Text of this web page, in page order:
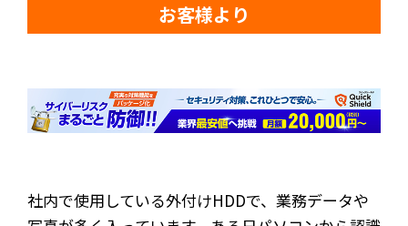
お客様より
社内で使用している外付けHDDで、業務データや